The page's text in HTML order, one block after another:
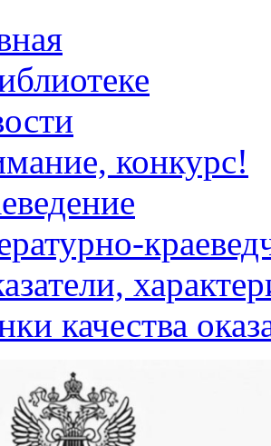
конкурс!
качества